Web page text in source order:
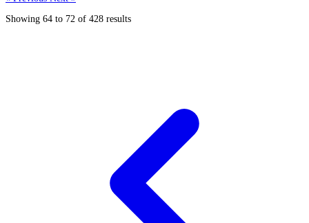
Showing 64 to 72 of 428 results